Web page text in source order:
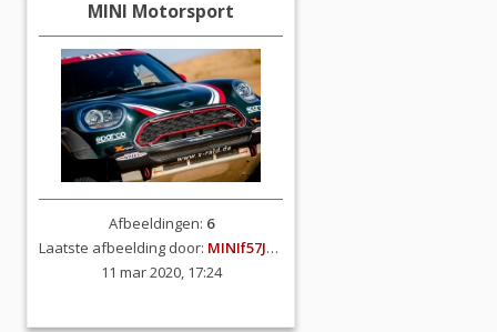
MINI Motorsport
Afbeeldingen: 6
Laatste afbeelding door: MINIf57JCW
11 mar 2020, 17:24